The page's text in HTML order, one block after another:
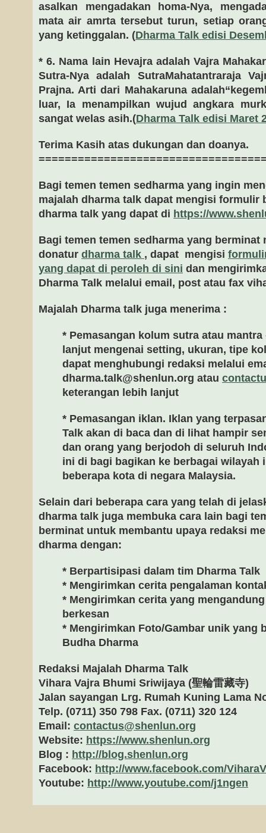
asalkan mengadakan homa-Nya,
mata air amrta tersebut turun, setiap
yang ketinggalan. (Dharma Talk edisi
* 6. Nama lain Hevajra adalah Vajra
Sutra-Nya adalah SutraMahatantraraja
Prajna. Arti dari Mahakaruna
luar, Ia menampilkan wujud angkara
sangat welas asih.(Dharma Talk edisi Maret
Terima Kasih atas dukungan dan doanya.
Bagi temen temen sedharma yang ingin
majalah dharma talk dapat mengisi formulir
dharma talk yang dapat di https://
Bagi temen temen sedharma yang berminat
donatur dharma talk , dapat mengisi
yang dapat di peroleh di sini dan
Dharma Talk melalui email, post atau fax
Majalah Dharma talk juga menerima :
* Pemasangan kolum sutra atau
lanjut mengenai setting, ukuran, tipe
dapat menghubungi redaksi melalui
dharma.talk@shenlun.org atau
keterangan lebih lanjut
* Pemasangan iklan. Iklan yang
Talk akan di baca dan di lihat hampir
dan orang yang berjodoh di seluruh
ini di bagi bagikan ke berbagai wilayah
beberapa kota di negara Malaysia.
Selain dari beberapa cara yang telah di
dharma talk juga membuka cara lain bagi
berminat untuk membantu upaya redaksi
dharma dengan:
* Berpartisipasi dalam tim Dharma Talk
* Mengirimkan cerita pengalaman
* Mengirimkan cerita yang
berkesan
* Mengirimkan Foto/Gambar unik yang
Budha Dharma
Redaksi Majalah Dharma Talk
Vihara Vajra Bhumi Sriwijaya (聖輪雷藏寺)
Jalan sayangan Lrg. Rumah Kuning Lama
Telp. (0711) 350 798 Fax. (0711) 320 124
Email: contactus@shenlun.org
Website: https://www.shenlun.org
Blog : http://blog.shenlun.org
Facebook: http://www.facebook.com/
Youtube: http://www.youtube.com/j1ngen